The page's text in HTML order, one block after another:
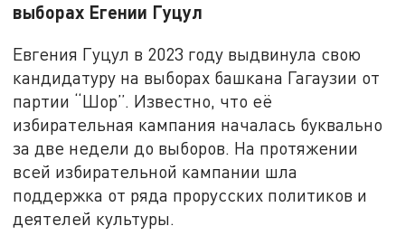
выборах Егении Гуцул
Евгения Гуцул в 2023 году выдвинула свою
кандидатуру на выборах башкана Гагаузии от
партии “Шор”. Известно, что её
избирательная кампания началась буквально
за две недели до выборов. На протяжении
всей избирательной кампании шла
поддержка от ряда прорусских политиков и
деятелей культуры.